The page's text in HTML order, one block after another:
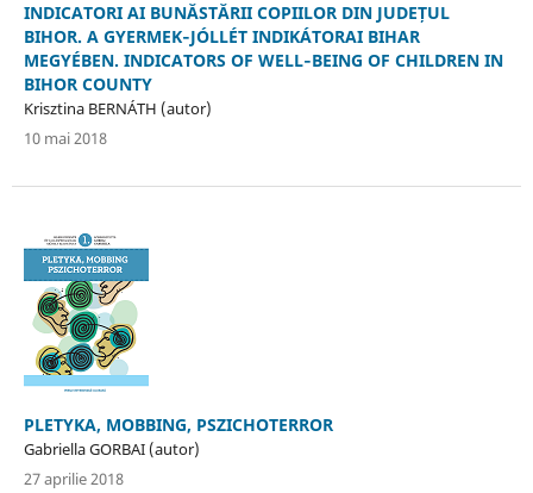
INDICATORI AI BUNĂSTĂRII COPIILOR DIN JUDEȚUL
BIHOR. A GYERMEK‐JÓLLÉT INDIKÁTORAI BIHAR
MEGYÉBEN. INDICATORS OF WELL‐BEING OF CHILDREN IN
BIHOR COUNTY
Krisztina BERNÁTH (autor)
10 mai 2018
PLETYKA, MOBBING, PSZICHOTERROR
Gabriella GORBAI (autor)
27 aprilie 2018